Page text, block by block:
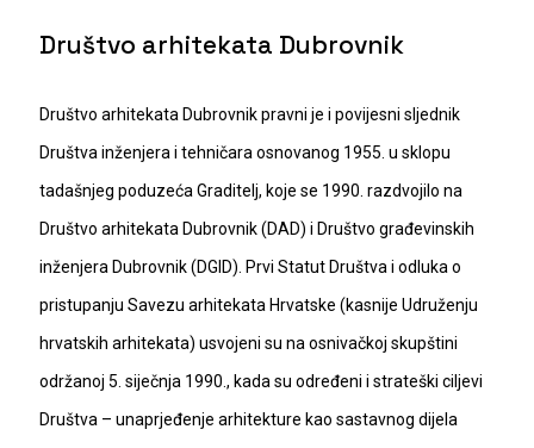
Društvo arhitekata Dubrovnik
Društvo arhitekata Dubrovnik pravni je i povijesni sljednik
Društva inženjera i tehničara osnovanog 1955. u sklopu
tadašnjeg poduzeća Graditelj, koje se 1990. razdvojilo na
Društvo arhitekata Dubrovnik (DAD) i Društvo građevinskih
inženjera Dubrovnik (DGID). Prvi Statut Društva i odluka o
pristupanju Savezu arhitekata Hrvatske (kasnije Udruženju
hrvatskih arhitekata) usvojeni su na osnivačkoj skupštini
održanoj 5. siječnja 1990., kada su određeni i strateški ciljevi
Društva – unaprjeđenje arhitekture kao sastavnog dijela